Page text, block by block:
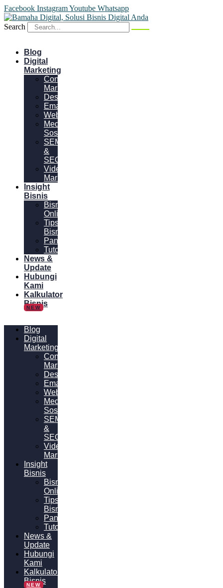
Facebook InstagramYoutube Whatsapp
Search
Blog
Digital
Marketing
Content
Marketing
Desain
Email
Website
Media
Sosial
SEM
&
SEO
Video
Marketing
Insight
Bisnis
Bisnis
Online
Tips
Bisnis
Panduan
Tutorial
News &
Update
Hubungi
Kami
Kalkulator
Bisnis
NEW
Blog
Digital
Marketing
Content
Marketing
Desain
Email
Website
Media
Sosial
SEM
&
SEO
Video
Marketing
Insight
Bisnis
Bisnis
Online
Tips
Bisnis
Panduan
Tutorial
News &
Update
Hubungi
Kami
Kalkulator
Bisnis
NEW